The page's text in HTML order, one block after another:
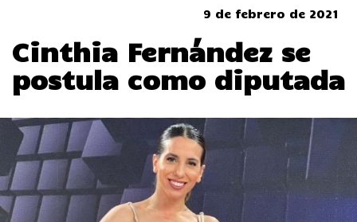
9 de febrero de 2021
Cinthia Fernández se
postula como diputada